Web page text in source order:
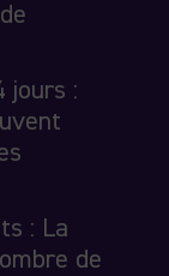
jours :
: La
de